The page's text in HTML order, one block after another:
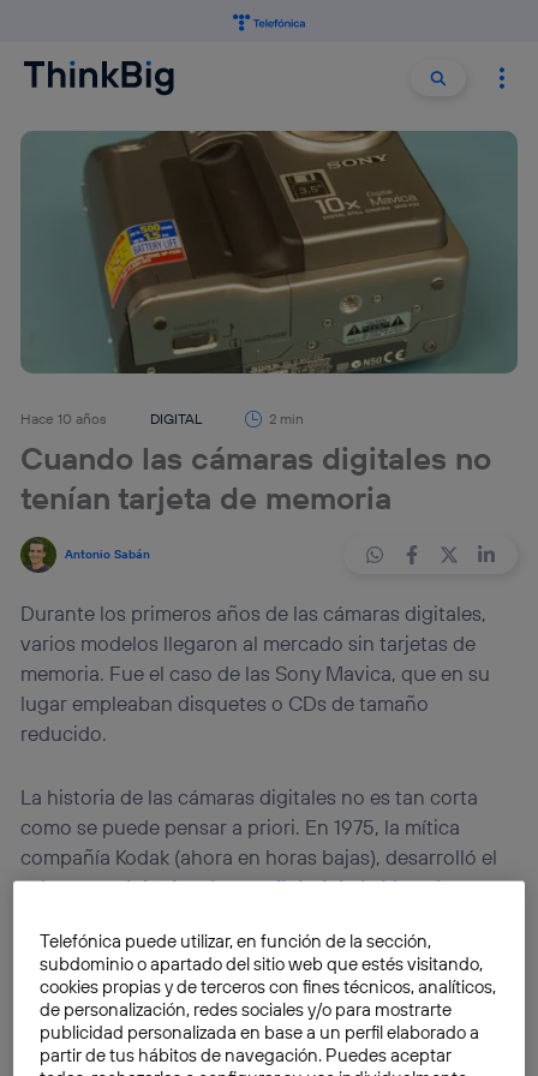
Buscar
Hace 10 años DIGITAL 2 min
Cuando las cámaras digitales no
tenían tarjeta de memoria
Antonio Sabán
Durante los primeros años de las cámaras digitales,
varios modelos llegaron al mercado sin tarjetas de
memoria. Fue el caso de las Sony Mavica, que en su
lugar empleaban disquetes o CDs de tamaño
reducido.
La historia de las cámaras digitales no es tan corta
como se puede pensar a priori. En 1975, la mítica
compañía Kodak (ahora en horas bajas), desarrolló el
primer modelo de cámara digital de la historia.
técnicamente cumplía los requisitos para ser
considerada como tal. Y claro, en aquella época, la
imagen se guardaba en una cinta de cassette y se
visualizaba en un televisor. Técnicamente, las tarjetas
de memoria no existían.
Telefónica puede utilizar, en función de la sección,
subdominio o apartado del sitio web que estés visitando,
cookies propias y de terceros con fines técnicos, analíticos,
de personalización, redes sociales y/o para mostrarte
publicidad personalizada en base a un perfil elaborado a
partir de tus hábitos de navegación. Puedes aceptar